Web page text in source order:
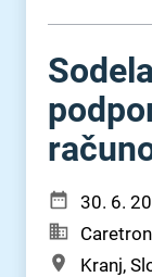
30. 6.
Kranj,